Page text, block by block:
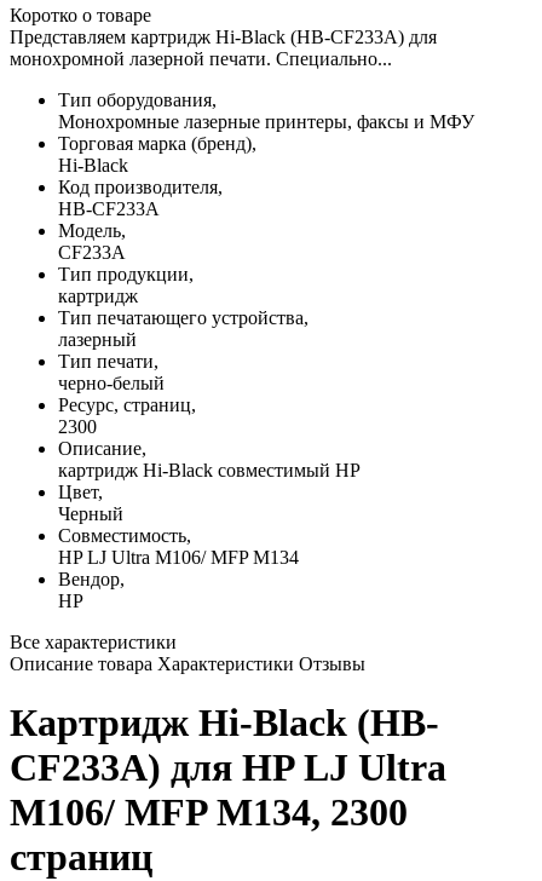
Коротко о товаре
Представляем картридж Hi-Black (HB-CF233A) для
монохромной лазерной печати. Специально...
Тип оборудования,
Монохромные лазерные принтеры, факсы и МФУ
Торговая марка (бренд),
Hi-Black
Код производителя,
HB-CF233A
Модель,
CF233A
Тип продукции,
картридж
Тип печатающего устройства,
лазерный
Тип печати,
черно-белый
Ресурс, страниц,
2300
Описание,
картридж Hi-Black совместимый HP
Цвет,
Черный
Совместимость,
HP LJ Ultra M106/ MFP M134
Вендор,
HP
Все характеристики
Описание товара Характеристики Отзывы
Картридж Hi-Black (HB-
CF233A) для HP LJ Ultra
M106/ MFP M134, 2300
страниц